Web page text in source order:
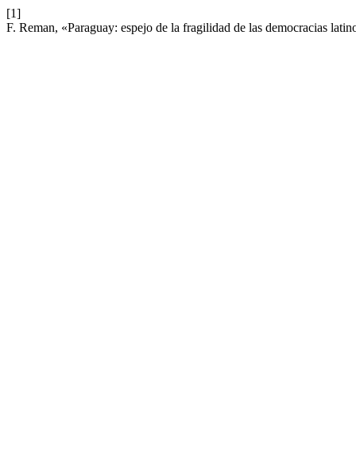
[1]
F. Reman, «Paraguay: espejo de la fragilidad de las democracias